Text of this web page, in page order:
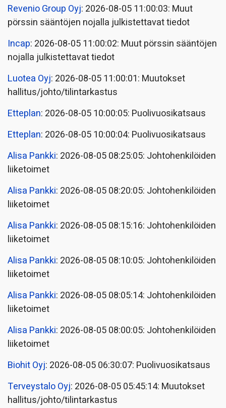
Revenio Group Oyj: 2026-08-05 11:00:03: Muut
pörssin sääntöjen nojalla julkistettavat tiedot
Incap: 2026-08-05 11:00:02: Muut pörssin sääntöjen
nojalla julkistettavat tiedot
Luotea Oyj: 2026-08-05 11:00:01: Muutokset
hallitus/johto/tilintarkastus
Etteplan: 2026-08-05 10:00:05: Puolivuosikatsaus
Etteplan: 2026-08-05 10:00:04: Puolivuosikatsaus
Alisa Pankki: 2026-08-05 08:25:05: Johtohenkilöiden
liiketoimet
Alisa Pankki: 2026-08-05 08:20:05: Johtohenkilöiden
liiketoimet
Alisa Pankki: 2026-08-05 08:15:16: Johtohenkilöiden
liiketoimet
Alisa Pankki: 2026-08-05 08:10:05: Johtohenkilöiden
liiketoimet
Alisa Pankki: 2026-08-05 08:05:14: Johtohenkilöiden
liiketoimet
Alisa Pankki: 2026-08-05 08:00:05: Johtohenkilöiden
liiketoimet
Biohit Oyj: 2026-08-05 06:30:07: Puolivuosikatsaus
Terveystalo Oyj: 2026-08-05 05:45:14: Muutokset
hallitus/johto/tilintarkastus